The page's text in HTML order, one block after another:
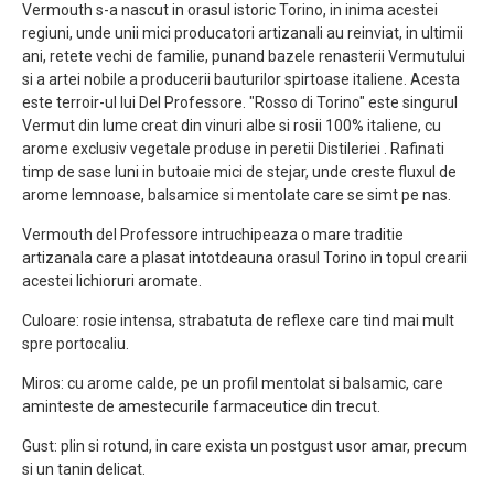
Vermouth s-a nascut in orasul istoric Torino, in inima acestei
regiuni, unde unii mici producatori artizanali au reinviat, in ultimii
ani, retete vechi de familie, punand bazele renasterii Vermutului
si a artei nobile a producerii bauturilor spirtoase italiene. Acesta
este terroir-ul lui Del Professore. "Rosso di Torino" este singurul
Vermut din lume creat din vinuri albe si rosii 100% italiene, cu
arome exclusiv vegetale produse in peretii Distileriei . Rafinati
timp de sase luni in butoaie mici de stejar, unde creste fluxul de
arome lemnoase, balsamice si mentolate care se simt pe nas.
Vermouth del Professore intruchipeaza o mare traditie
artizanala care a plasat intotdeauna orasul Torino in topul crearii
acestei lichioruri aromate.
Culoare: rosie intensa, strabatuta de reflexe care tind mai mult
spre portocaliu.
Miros: cu arome calde, pe un profil mentolat si balsamic, care
aminteste de amestecurile farmaceutice din trecut.
Gust: plin si rotund, in care exista un postgust usor amar, precum
si un tanin delicat.